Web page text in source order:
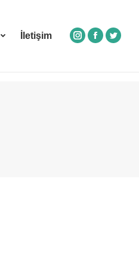
İletişim
Instagram
Facebook